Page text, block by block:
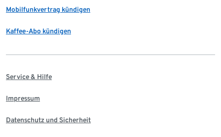
Mobilfunkvertrag kündigen
Kaffee-Abo kündigen
Service & Hilfe
Impressum
Datenschutz und Sicherheit